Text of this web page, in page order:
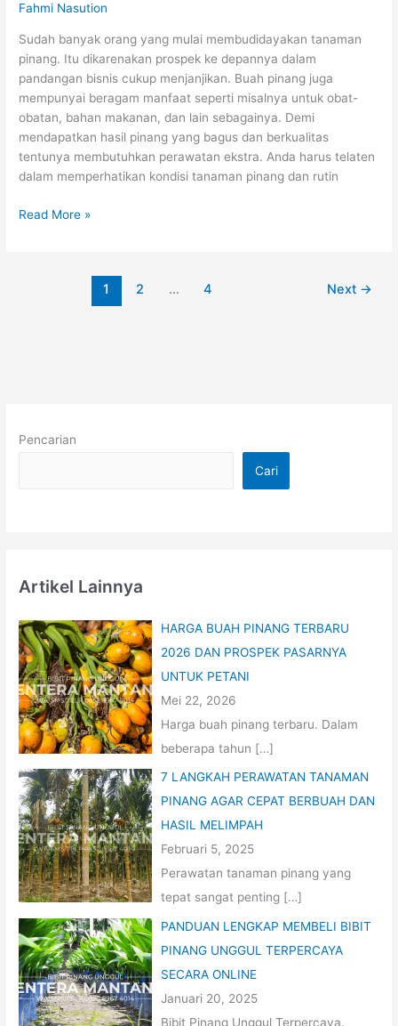
Fahmi Nasution
Sudah banyak orang yang mulai membudidayakan tanaman
pinang. Itu dikarenakan prospek ke depannya dalam
pandangan bisnis cukup menjanjikan. Buah pinang juga
mempunyai beragam manfaat seperti misalnya untuk obat-
obatan, bahan makanan, dan lain sebagainya. Demi
mendapatkan hasil pinang yang bagus dan berkualitas
tentunya membutuhkan perawatan ekstra. Anda harus telaten
dalam memperhatikan kondisi tanaman pinang dan rutin
BERBUAH
Read More »
1 2 … 4 Next →
Pencarian
Cari
Artikel Lainnya
HARGA BUAH PINANG TERBARU
2026 DAN PROSPEK PASARNYA
UNTUK PETANI
Mei 22, 2026
Harga buah pinang terbaru. Dalam
beberapa tahun […]
7 LANGKAH PERAWATAN TANAMAN
PINANG AGAR CEPAT BERBUAH DAN
HASIL MELIMPAH
Februari 5, 2025
Perawatan tanaman pinang yang
tepat sangat penting […]
PANDUAN LENGKAP MEMBELI BIBIT
PINANG UNGGUL TERPERCAYA
SECARA ONLINE
Januari 20, 2025
Bibit Pinang Unggul Terpercaya.